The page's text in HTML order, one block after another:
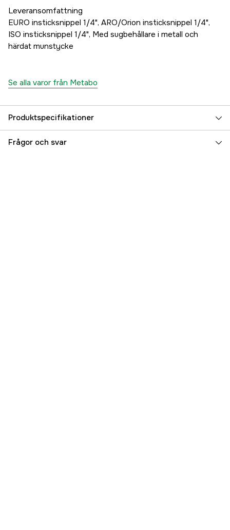
Leveransomfattning
EURO insticksnippel 1/4", ARO/Orion insticksnippel 1/4",
ISO insticksnippel 1/4", Med sugbehållare i metall och
härdat munstycke
Se alla varor från Metabo
Produktspecifikationer
Referensnummer 4000113607
Frågor och svar